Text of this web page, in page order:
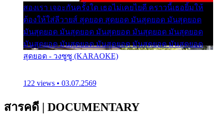
สองเรา เจอะกันครั้งใด เธอไม่เคยไยดี คราวนี้เธอยิ้มให้
ต้องให้ใส่ลีวายส์ สุดยอด สุดยอด มันสุดยอด มันสุดยอด
มันสุดยอด มันสุดยอด มันสุดยอด มันสุดยอด มันสุดยอด
มันสุดยอด มันสุดยอด มันสุดยอด มันสุดยอด มันสุดยอด
สุดยอด - วงซูซู (KARAOKE)
122 views • 03.07.2569
สารคดี | DOCUMENTARY